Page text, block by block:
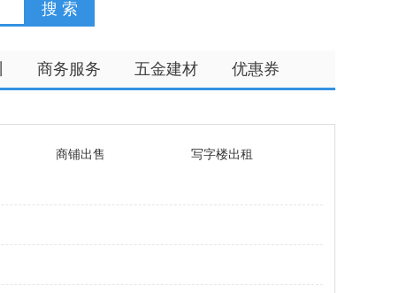
商务服务 五金建材 优惠券
商铺出售 写字楼出租